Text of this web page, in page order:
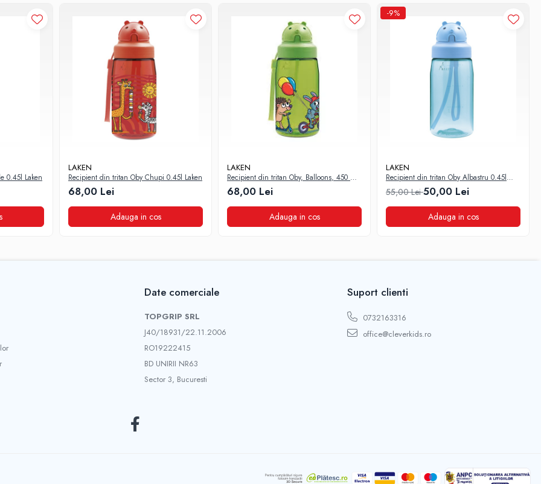
.
inclusiv pentru bauturi din citrice Fiti precauti cand turnati sau beti direct din termos.Lichidele rama fierbinti timp indelungat! Spalati
impreuna cu bicarbonat si lasati sa se usuce bine, pozitionand recipientul cu deschiderea in jos. Capacul se spala si usuca in acelasi mod.
0.45l Laken
LAKEN
Recipient din tritan Oby Chupi 0.45l Laken
68,00 Lei
Adauga in cos
LAKEN
Recipient din tritan Oby, Balloons, 450 ml,
Laken
68,00 Lei
Adauga in cos
-9%
LAKEN
Recipient din tritan Oby Albastru 0.45l
Laken
55,00 Lei50,00 Lei
Adauga in cos
Date comerciale
TOPGRIP SRL
J40/18931/22.11.2006
RO19222415
BD UNIRII NR63
Sector 3, Bucuresti
Suport clienti
0732163316
office@cleverkids.ro